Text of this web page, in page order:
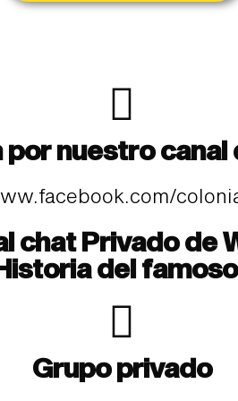
nuestro canal
chat Privado de
del
Grupo privado